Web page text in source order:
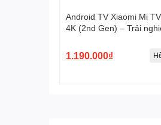
Xiaomi ZMI HA835có
mang theo để sử dụng
Android TV Xiaomi Mi
4K (2nd Gen) – Trải
1.190.000₫